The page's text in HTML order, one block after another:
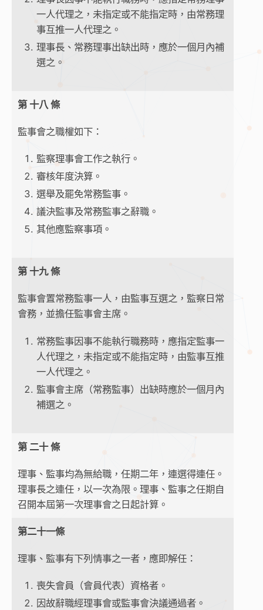
一人代理之，未指定或不能指定時，由常務理
事互推一人代理之。
理事長、常務理事出缺出時，應於一個月內補
選之。
第 十八 條
監事會之職權如下：
監察理事會工作之執行。
審核年度決算。
選舉及罷免常務監事。
議決監事及常務監事之辭職。
其他應監察事項。
第 十九 條
監事會置常務監事一人，由監事互選之，監察日常
會務，並擔任監事會主席。
常務監事因事不能執行職務時，應指定監事一
人代理之，未指定或不能指定時，由監事互推
一人代理之。
監事會主席（常務監事）出缺時應於一個月內
補選之。
第 二十 條
理事、監事均為無給職，任期二年，連選得連任。
理事長之連任，以一次為限。理事、監事之任期自
召開本屆第一次理事會之日起計算。
第二十一條
理事、監事有下列情事之一者，應即解任：
喪失會員（會員代表）資格者。
因故辭職經理事會或監事會決議通過者。